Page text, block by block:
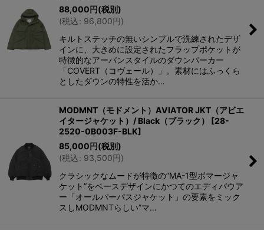
88,000円(税別)
(税込: 96,800円)
キルトステッチの無いシンプルで洗練されたデザ
インに、大きめに設定されたフラップポケットが
特徴的なアーバンスタイルのダウンパーカー
「COVERT（コヴェール）」。素材にはふっくら
としたダウンの特性を活か…
MODMNT（モドメント）AVIATOR JKT（アビエ
イタージャケット）/ Black（ブラック）
[28-
2520-0B003F-BLK]
85,000円(税別)
(税込: 93,500円)
クラシックなムードが特徴の”MA-1型ボマージャ
ケット”をベースデザインにかつてのエディバウア
ー「オールパーパスジャケット」の要素をミック
スしMODMNTらしい”マ…